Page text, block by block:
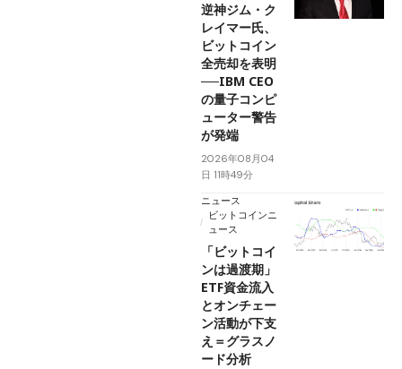
逆神ジム・ク
レイマー氏、
ビットコイン
全売却を表明
──IBM CEO
の量子コンピ
ューター警告
が発端
2026年08月04
日 11時49分
ニュース
ビットコインニ
ュース
「ビットコイ
ンは過渡期」
ETF資金流入
とオンチェー
ン活動が下支
え＝グラスノ
ード分析